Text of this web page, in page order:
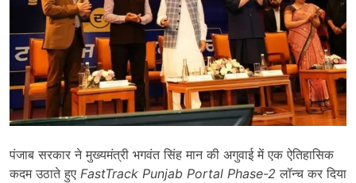
पंजाब सरकार ने मुख्यमंत्री भगवंत सिंह मान की अगुवाई में एक ऐतिहासिक
कदम उठाते हुए FastTrack Punjab Portal Phase-2 लॉन्च कर दिया